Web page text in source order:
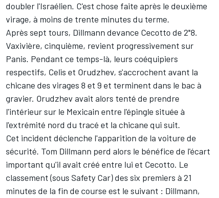
doubler l'Israélien. C'est chose faite après le deuxième
virage, à moins de trente minutes du terme.
Après sept tours, Dillmann devance Cecotto de 2"8.
Vaxivière, cinquième, revient progressivement sur
Panis. Pendant ce temps-là, leurs coéquipiers
respectifs, Celis et Orudzhev, s'accrochent avant la
chicane des virages 8 et 9 et terminent dans le bac à
gravier. Orudzhev avait alors tenté de prendre
l'intérieur sur le Mexicain entre l'épingle située à
l'extrémité nord du tracé et la chicane qui suit.
Cet incident déclenche l'apparition de la voiture de
sécurité. Tom Dillmann perd alors le bénéfice de l'écart
important qu'il avait créé entre lui et Cecotto. Le
classement (sous Safety Car) des six premiers à 21
minutes de la fin de course est le suivant : Dillmann,